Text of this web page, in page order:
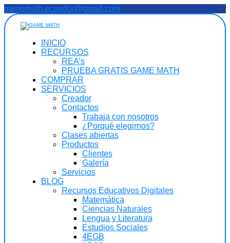
gamemath.ecuador@gmail.com
INICIO
RECURSOS
REA’s
PRUEBA GRATIS GAME MATH
COMPRAR
SERVICIOS
Creador
Contactos
Trabaja con nosotros
¿Porqué elegirnos?
Clases abiertas
Productos
Clientes
Galería
Servicios
BLOG
Recursos Educativos Digitales
Matemática
Ciencias Naturales
Lengua y Literatura
Estudios Sociales
4EGB